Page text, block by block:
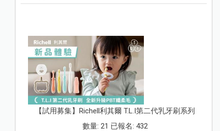
【試用募集】Richell利其爾 T.L.I第二代乳牙刷系列
數量: 21 已報名: 432